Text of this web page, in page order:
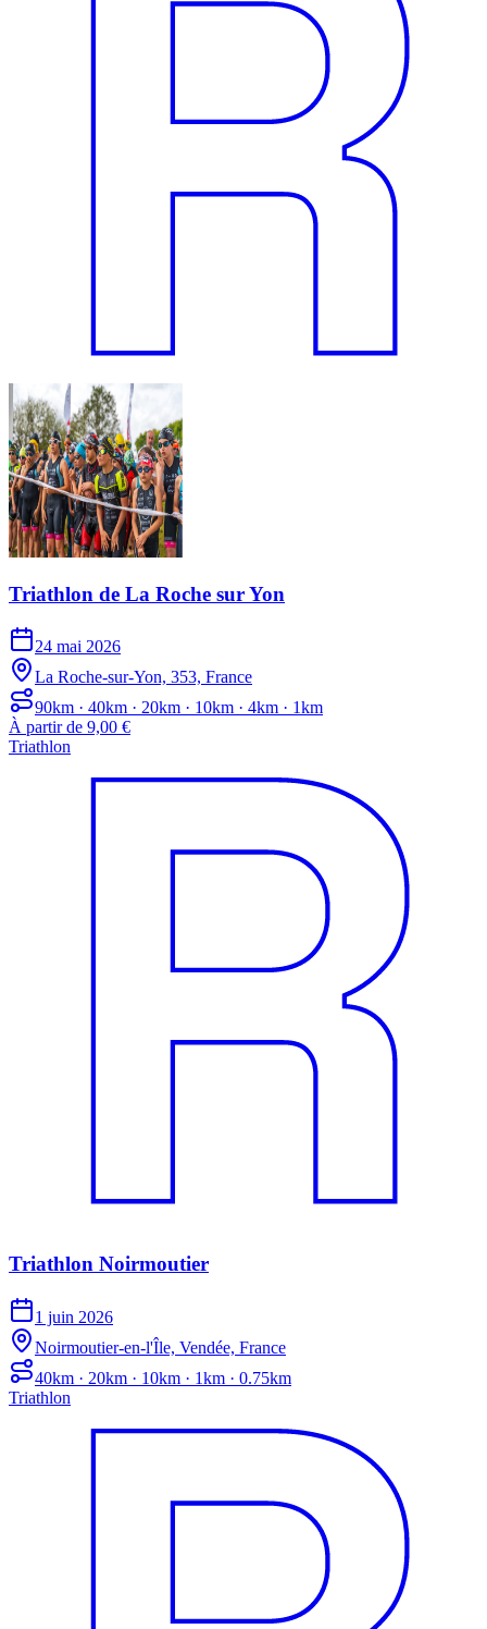
Triathlon de La Roche sur Yon
24 mai 2026
La Roche-sur-Yon, 353, France
90km · 40km · 20km · 10km · 4km · 1km
À partir de 9,00 €
Triathlon
Triathlon Noirmoutier
1 juin 2026
Noirmoutier-en-l'Île, Vendée, France
40km · 20km · 10km · 1km · 0.75km
Triathlon